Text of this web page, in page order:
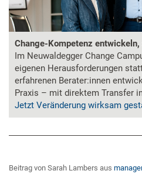
Change-Kompetenz
Im Neuwaldegger Change
eigenen Herausforderungen
erfahrenen Berater:innen
Praxis – mit direktem Transfer
Jetzt Veränderung wirksam
Beitrag von Sarah Lambers aus